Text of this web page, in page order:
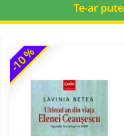
Te-ar
-10 %